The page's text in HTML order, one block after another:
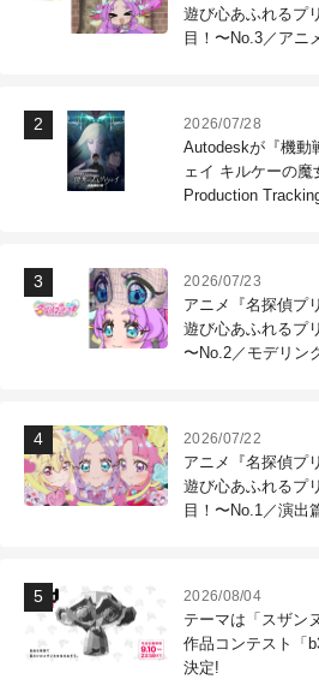
遊び心あふれるプ
目！〜No.3／アニ
2026/07/28
Autodeskが『機動
ェイ キルケーの
Production
2026/07/23
アニメ『名探偵プ
遊び心あふれるプ
〜No.2／モデリン
2026/07/22
アニメ『名探偵プ
遊び心あふれるプ
目！〜No.1／演出
2026/08/04
テーマは「スザン
作品コンテスト「
決定!